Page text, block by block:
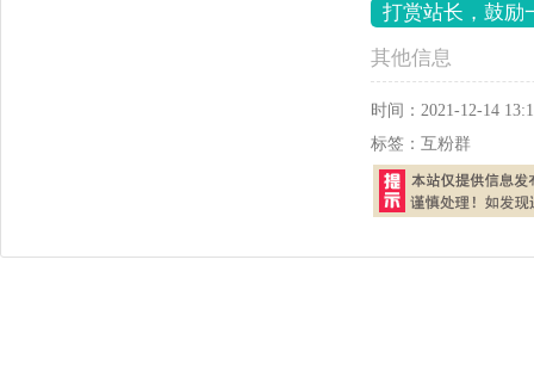
打赏站长，鼓励
其他信息
时间： 2021-12-14
标签： 互粉群